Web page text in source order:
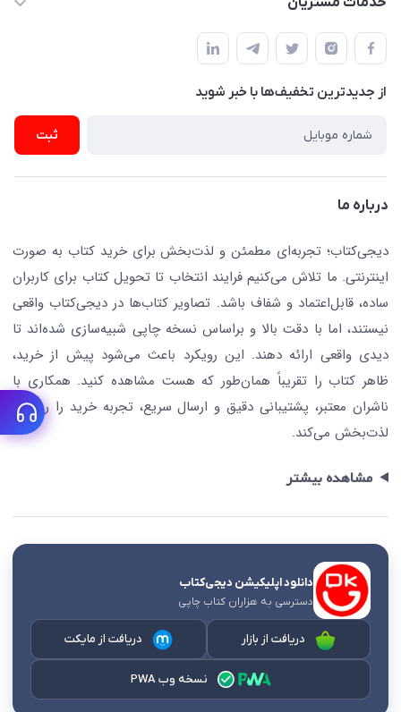
پلیس امنیت .پلاک 150 (🚷 فروش فقط به صورت آنلاین)
ناشران همکار
نویسندگان و مترجمان
کافه دیجی کتاب
جستجو در سایت
کتابیاب
راهنما
پیگیری سفارشات
رهگیری مرسولات پستی
ارسال تیکت پشتیبانی
از جدید‌ترین تخفیف‌ها با‌ خبر شوید
ثبت
درباره ما
دیجی‌کتاب؛ تجربه‌ای مطمئن و لذت‌بخش برای خرید کتاب به صورت
اینترنتی. ما تلاش می‌کنیم فرایند انتخاب تا تحویل کتاب برای کاربران
ساده، قابل‌اعتماد و شفاف باشد. تصاویر کتاب‌ها در دیجی‌کتاب واقعی
نیستند، اما با دقت بالا و براساس نسخه چاپی شبیه‌سازی شده‌اند تا
دیدی واقعی ارائه دهند. این رویکرد باعث می‌شود پیش از خرید،
ظاهر کتاب را تقریباً همان‌طور که هست مشاهده کنید. همکاری با
ناشران معتبر، پشتیبانی دقیق و ارسال سریع، تجربه خرید را روان و
لذت‌بخش می‌کند.
مشاهده بیشتر
دانلود اپلیکیشن دیجی‌کتاب
دسترسی به هزاران کتاب چاپی
دریافت از بازار دریافت از مایکت
نسخه وب PWA